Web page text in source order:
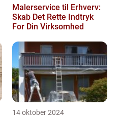
Malerservice til Erhverv:
Skab Det Rette Indtryk
For Din Virksomhed
14 oktober 2024